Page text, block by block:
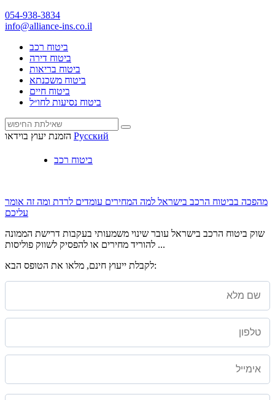
054-938-3834
info@alliance-ins.co.il
ביטוח רכב
ביטוח דירה
ביטוח בריאות
ביטוח משכנתא
ביטוח חיים
ביטוח נסיעות לחו״ל
הזמנת יעוץ בוידאו Русский
ביטוח רכב
מהפכה בביטוח הרכב בישראל למה המחירים עומדים לרדת ומה זה אומר
עליכם
שוק ביטוח הרכב בישראל עובר שינוי משמעותי בעקבות דרישת הממונה
להוריד מחירים או להפסיק לשווק פוליסות ...
לקבלת ייעוץ חינם, מלאו את הטופס הבא: